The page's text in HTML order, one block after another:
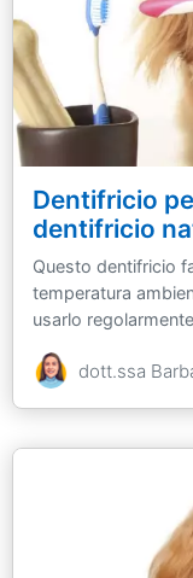
Dentifricio
dentifricio
Questo dentifricio
temperatura
usarlo
dott.ssa